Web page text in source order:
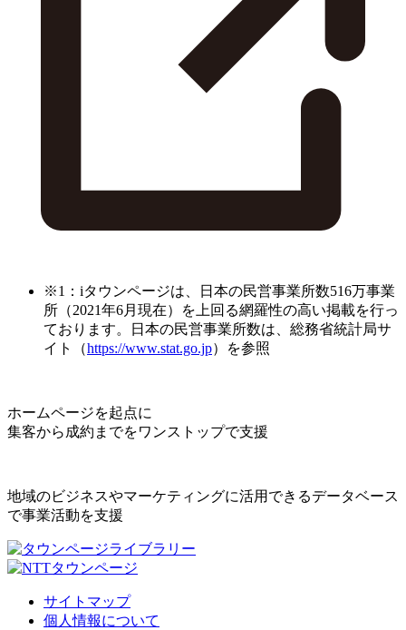
※1：iタウンページは、日本の民営事業所数516万事業
所（2021年6月現在）を上回る網羅性の高い掲載を行っ
ております。日本の民営事業所数は、総務省統計局サ
イト（https://www.stat.go.jp）を参照
ホームページを起点に
集客から成約までをワンストップで支援
地域のビジネスやマーケティングに活用できるデータベース
で事業活動を支援
サイトマップ
個人情報について